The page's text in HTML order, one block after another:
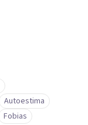
Autoestima
Fobias